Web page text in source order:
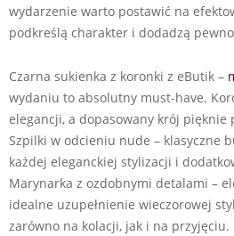
wydarzenie warto postawić na
podkreślą charakter i dodadzą
Czarna sukienka z koronki z eButik –
wydaniu to absolutny must-have.
elegancji, a dopasowany krój pięknie
Szpilki w odcieniu nude – klasyczne
każdej eleganckiej stylizacji i
Marynarka z ozdobnymi detalami –
idealne uzupełnienie wieczorowej
zarówno na kolacji, jak i na przyjęciu.